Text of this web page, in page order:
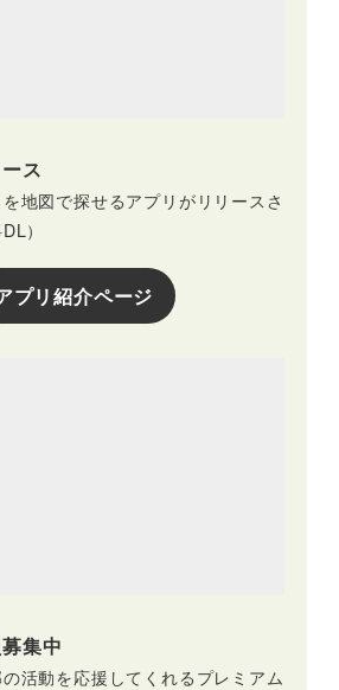
ス
地図で探せるアプリがリリースさ
）
プリ紹介ページ
集中
活動を応援してくれるプレミアム